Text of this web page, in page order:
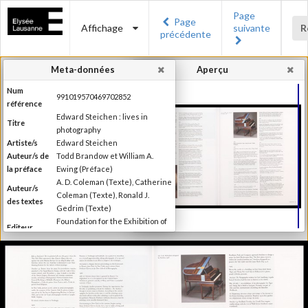
Affichage
Page
précédente
Page
suivante
Aperçu
Meta-données
Num
référence
991019570469702852
Titre
Edward Steichen : lives in
photography
Artiste/s
Edward Steichen
Auteur/s de
la préface
Todd Brandow et William A.
Ewing (Préface)
Auteur/s
des textes
A. D. Coleman (Texte), Catherine
Coleman (Texte), Ronald J.
Gedrim (Texte)
Editeur
Foundation for the Exhibition of
Photography
Lieu
d'édition
Minneapolis
d'édition
2007
Publié à l'occasion de